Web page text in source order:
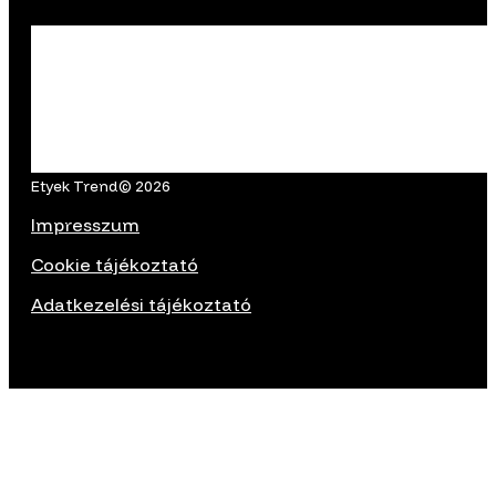
Etyek Trend© 2026
Impresszum
Cookie tájékoztató
Adatkezelési tájékoztató